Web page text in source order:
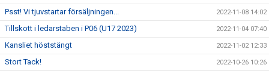
Psst! Vi tjuvstartar försäljningen... 2022-11-08 14:02
Tillskott i ledarstaben i P06 (U17 2023) 2022-11-04 07:40
Kansliet höststängt 2022-11-02 12:33
Stort Tack! 2022-10-26 10:26